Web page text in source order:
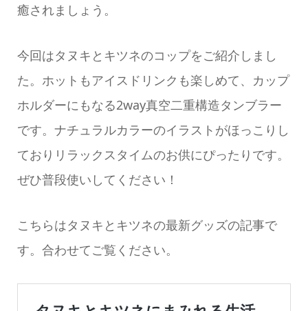
癒されましょう。
今回はタヌキとキツネのコップをご紹介しまし
た。ホットもアイスドリンクも楽しめて、カップ
ホルダーにもなる2way真空二重構造タンブラー
です。ナチュラルカラーのイラストがほっこりし
ておりリラックスタイムのお供にぴったりです。
ぜひ普段使いしてください！
こちらはタヌキとキツネの最新グッズの記事で
す。合わせてご覧ください。